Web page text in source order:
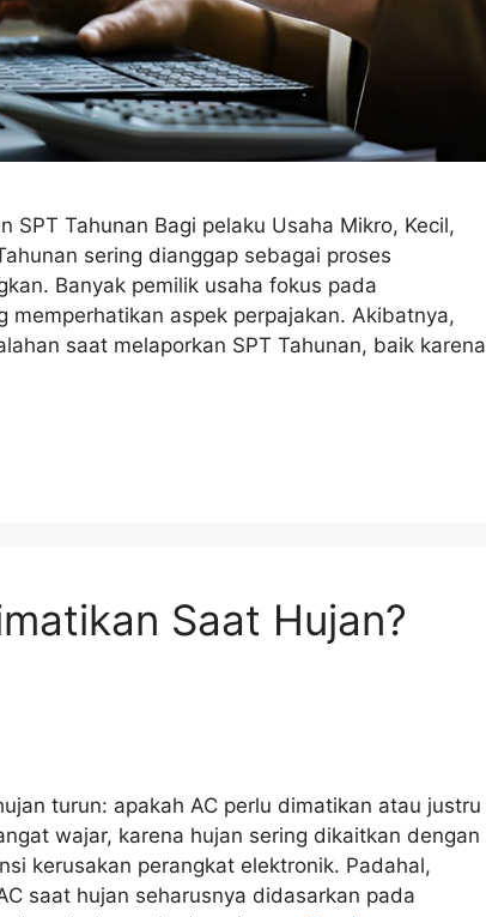
SPT Tahunan Bagi pelaku Usaha Mikro, Kecil,
sering dianggap sebagai proses
Banyak pemilik usaha fokus pada
memperhatikan aspek perpajakan. Akibatnya,
saat melaporkan SPT Tahunan, baik karena
Saat Hujan?
turun: apakah AC perlu dimatikan atau justru
wajar, karena hujan sering dikaitkan dengan
kerusakan perangkat elektronik. Padahal,
saat hujan seharusnya didasarkan pada